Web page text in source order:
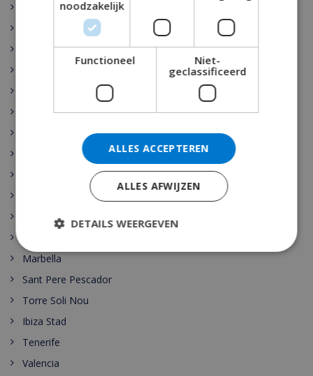
Sant Josep de sa Talaia
Vidreres
Santa Cristina de Aro
Pollensa
Cala Vadella
Marbella
Sant Pere Pescador
Torre Soli Nou
Ibiza Stad
Tenerife
Valencia
noodzakelijk
Functioneel
Niet-
geclassificeerd
ALLES ACCEPTEREN
ALLES AFWIJZEN
DETAILS WEERGEVEN